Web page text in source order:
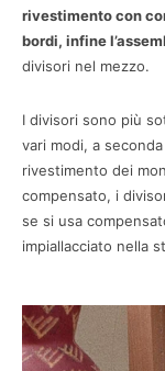
rivestimento con
bordi, infine
divisori nel mezzo.
I divisori sono più
vari modi, a
rivestimento dei
compensato, i
se si usa
impiallacciato nella